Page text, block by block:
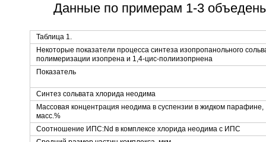
Данные по примерам 1-3
Таблица 1.
Некоторые показатели процесса синтеза изопропанольного
полимеризации изопрена и 1,4-цис-полиизопрнена
Показатель
Синтез сольвата хлорида неодима
Массовая концентрация неодима в суспензии в жидком парафине,
масс.%
Соотношение ИПС:Nd в комплексе хлорида неодима с ИПС